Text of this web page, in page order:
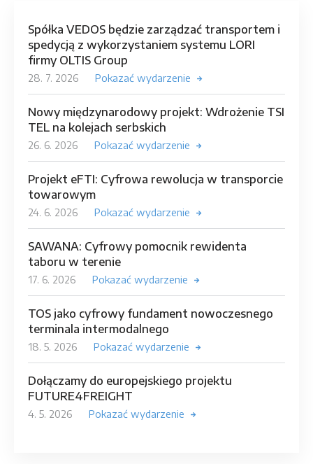
Spółka VEDOS będzie zarządzać transportem i
spedycją z wykorzystaniem systemu LORI
firmy OLTIS Group
28. 7. 2026 Pokazać wydarzenie
Nowy międzynarodowy projekt: Wdrożenie TSI
TEL na kolejach serbskich
26. 6. 2026 Pokazać wydarzenie
Projekt eFTI: Cyfrowa rewolucja w transporcie
towarowym
24. 6. 2026 Pokazać wydarzenie
SAWANA: Cyfrowy pomocnik rewidenta
taboru w terenie
17. 6. 2026 Pokazać wydarzenie
TOS jako cyfrowy fundament nowoczesnego
terminala intermodalnego
18. 5. 2026 Pokazać wydarzenie
Dołączamy do europejskiego projektu
FUTURE4FREIGHT
4. 5. 2026 Pokazać wydarzenie